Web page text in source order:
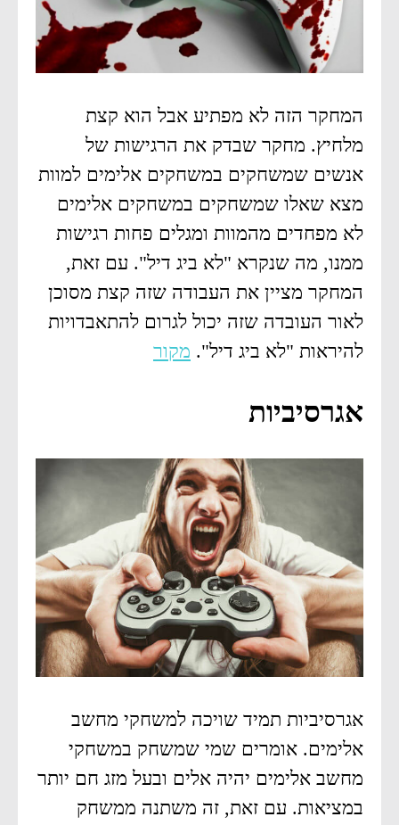
המחקר הזה לא מפתיע אבל הוא קצת
מלחיץ. מחקר שבדק את הרגישות של
אנשים שמשחקים במשחקים אלימים למוות
מצא שאלו שמשחקים במשחקים אלימים
לא מפחדים מהמוות ומגלים פחות רגישות
ממנו, מה שנקרא "לא ביג דיל". עם זאת,
המחקר מציין את העבודה שזה קצת מסוכן
לאור העובדה שזה יכול לגרום להתאבדויות
להיראות "לא ביג דיל". מקור
אגרסיביות
אגרסיביות תמיד שויכה למשחקי מחשב
אלימים. אומרים שמי שמשחק במשחקי
מחשב אלימים יהיה אלים ובעל מזג חם יותר
במציאות. עם זאת, זה משתנה ממשחק